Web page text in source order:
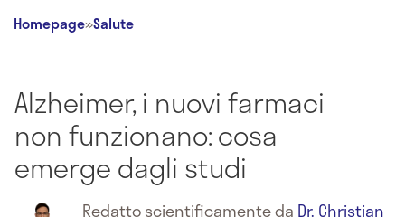
Homepage»Salute
Alzheimer, i nuovi farmaci
non funzionano: cosa
emerge dagli studi
Redatto scientificamente da Dr. Christian